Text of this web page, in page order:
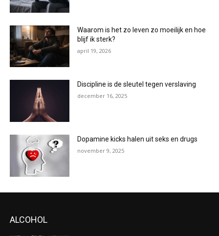
Waarom is het zo leven zo moeilijk en hoe
blijf ik sterk?
april 19, 2026
Discipline is de sleutel tegen verslaving
december 16, 2025
Dopamine kicks halen uit seks en drugs
november 9, 2025
ALCOHOL